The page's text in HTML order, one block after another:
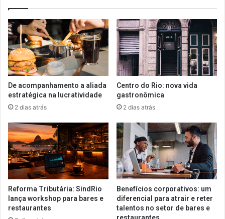
De acompanhamento a aliada
estratégica na lucratividade
2 dias atrás
Centro do Rio: nova vida
gastronômica
2 dias atrás
Reforma Tributária: SindRio
lança workshop para bares e
restaurantes
Benefícios corporativos: um
diferencial para atrair e reter
talentos no setor de bares e
restaurantes